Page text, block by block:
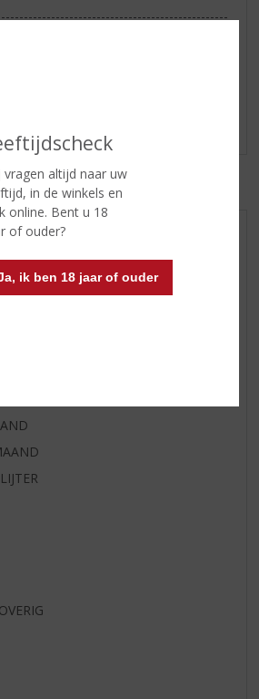
vragen altijd naar uw
in de winkels en
online. Bent u 18
of ouder?
ik ben 18 jaar of ouder
BTW